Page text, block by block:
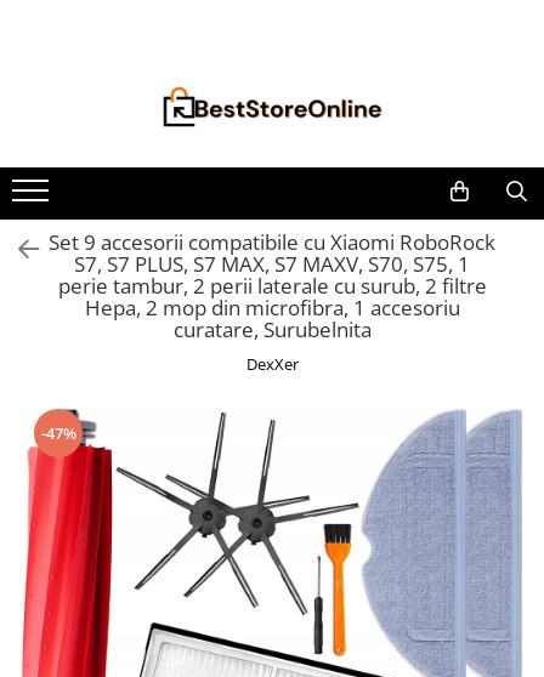
Accesorii aparate climatizare
Accesorii console gaming
Accesorii si Piese Aspiratoare
Aspiratoare Universale
Dyson
iRobot Roomba
Tefal Rowenta X-Force Flex
Xiaomi Roborock
Aspiratoare
Auto Moto
Accesorii auto interioare
Aspiratoare Auto
Produse Cosmetica Auto
Scule auto
Set 9 accesorii compatibile cu Xiaomi RoboRock
S7, S7 PLUS, S7 MAX, S7 MAXV, S70, S75, 1
perie tambur, 2 perii laterale cu surub, 2 filtre
Hepa, 2 mop din microfibra, 1 accesoriu
curatare, Surubelnita
DexXer
-47%